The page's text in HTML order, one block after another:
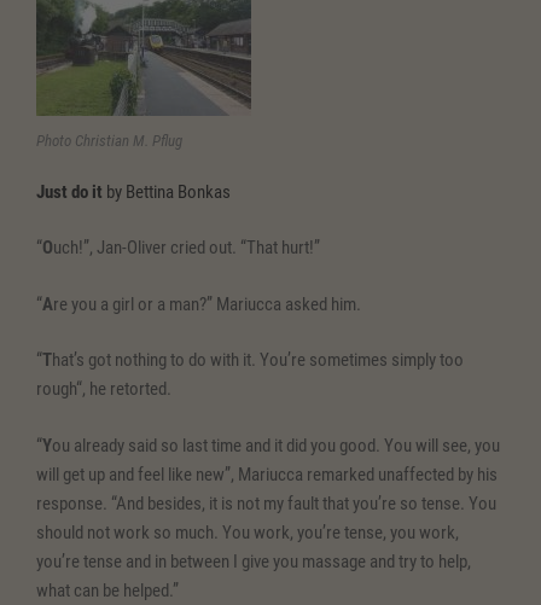
Photo Christian M. Pflug
Just do it by Bettina Bonkas
“Ouch!”, Jan-Oliver cried out. “That hurt!”
“Are you a girl or a man?” Mariucca asked him.
“That’s got nothing to do with it. You’re sometimes simply too
rough“, he retorted.
“You already said so last time and it did you good. You will see, you
will get up and feel like new”, Mariucca remarked unaffected by his
response. “And besides, it is not my fault that you’re so tense. You
should not work so much. You work, you’re tense, you work,
you’re tense and in between I give you massage and try to help,
what can be helped.”